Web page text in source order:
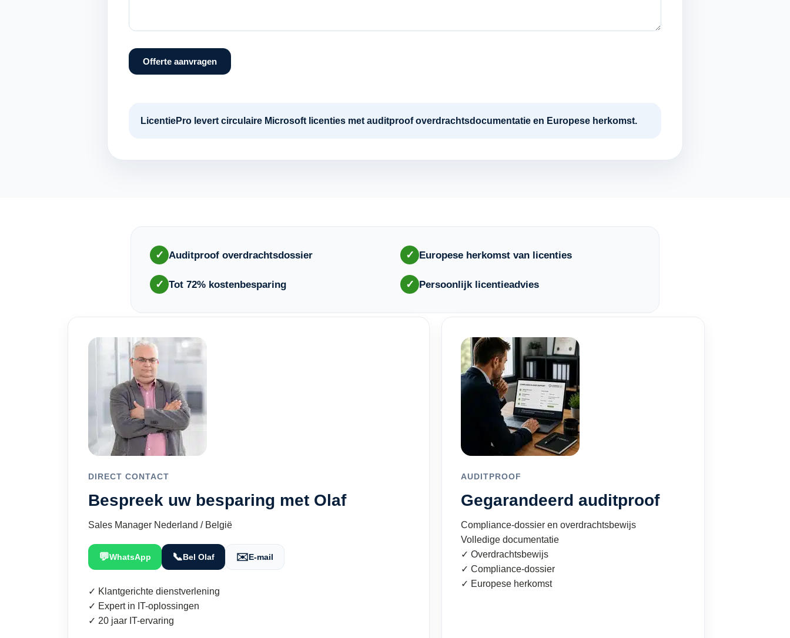
Offerte aanvragen
LicentiePro levert circulaire Microsoft licenties met auditproof overdrachtsdocumentatie en Europese herkomst.
✓ Auditproof overdrachtsdossier ✓ Europese herkomst van licenties
✓ Tot 72% kostenbesparing ✓ Persoonlijk licentieadvies
DIRECT CONTACT
Bespreek uw besparing met Olaf
Sales Manager Nederland / België
💬WhatsApp 📞Bel Olaf ✉️E-mail
✓ Klantgerichte dienstverlening
✓ Expert in IT-oplossingen
✓ 20 jaar IT-ervaring
AUDITPROOF
Gegarandeerd auditproof
Compliance-dossier en overdrachtsbewijs
Volledige documentatie
✓ Overdrachtsbewijs
✓ Compliance-dossier
✓ Europese herkomst